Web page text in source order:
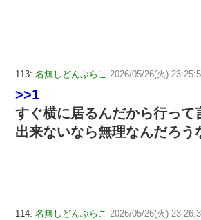
113: 名無しどんぶらこ 2026/05/26(火)
>>1
すぐ横に居るんだから行っ
出来ないなら無理なんだろう
114: 名無しどんぶらこ 2026/05/26(火)